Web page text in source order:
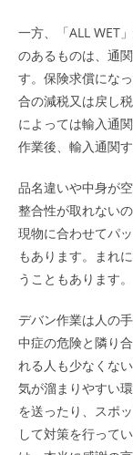
一方、「ALL WET
のあるものは、通
す。保険求償にな
合の減税又は戻し
によっては輸入通
作業後、輸入通関
品名違いや中身が
整合性が取れない
現物に合わせてパ
もあります。まれ
うこともあります。
デバン作業は人の
中症の危険と隣り
れる人も少なくな
気が溜まりやすい
を送ったり、スポ
して対策を行って